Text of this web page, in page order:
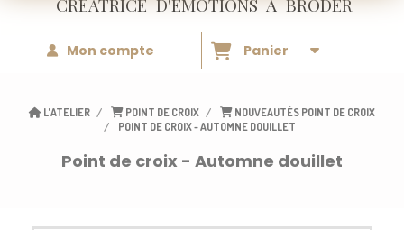
Mon compte Panier
L'ATELIER POINT DE CROIX
NOUVEAUTÉS POINT DE CROIX
POINT DE CROIX - AUTOMNE DOUILLET
Point de croix - Automne douillet